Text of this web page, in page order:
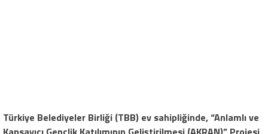
Türkiye Belediyeler Birliği (TBB) ev sahipliğinde, “Anlamlı ve